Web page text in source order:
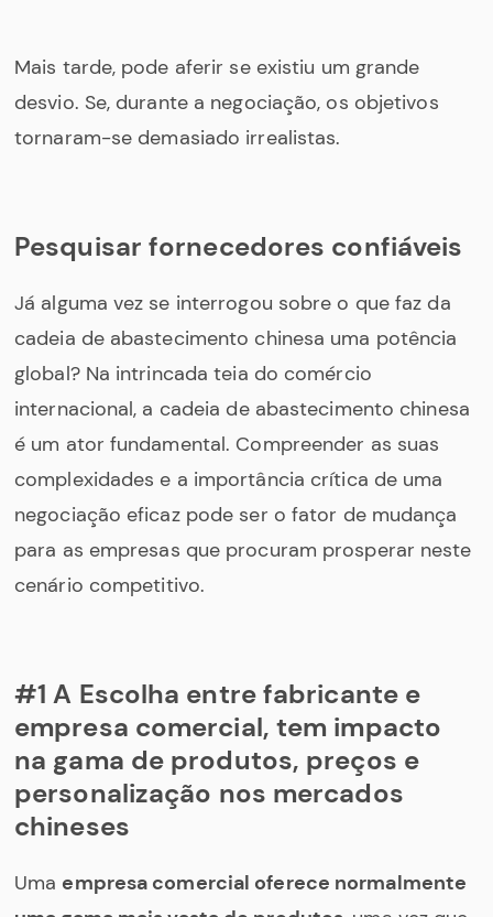
Mais tarde, pode aferir se existiu um grande
desvio. Se, durante a negociação, os objetivos
tornaram-se demasiado irrealistas.
Pesquisar fornecedores confiáveis
Já alguma vez se interrogou sobre o que faz da
cadeia de abastecimento chinesa uma potência
global? Na intrincada teia do comércio
internacional, a cadeia de abastecimento chinesa
é um ator fundamental. Compreender as suas
complexidades e a importância crítica de uma
negociação eficaz pode ser o fator de mudança
para as empresas que procuram prosperar neste
cenário competitivo.
#1 A Escolha entre fabricante e
empresa comercial, tem impacto
na gama de produtos, preços e
personalização nos mercados
chineses
Uma empresa comercial oferece normalmente